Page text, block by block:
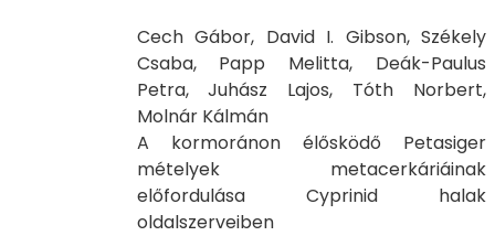
Cech Gábor, David I. Gibson, Székely
Csaba, Papp Melitta, Deák-Paulus
Petra, Juhász Lajos, Tóth Norbert,
Molnár Kálmán
A kormoránon élősködő Petasiger
mételyek metacerkáriáinak
előfordulása Cyprinid halak
oldalszerveiben